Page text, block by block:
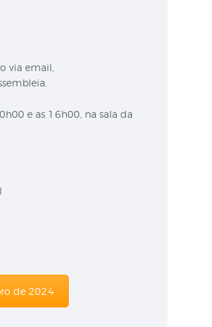
via email,
e as 16h00, na sala da
de 2024